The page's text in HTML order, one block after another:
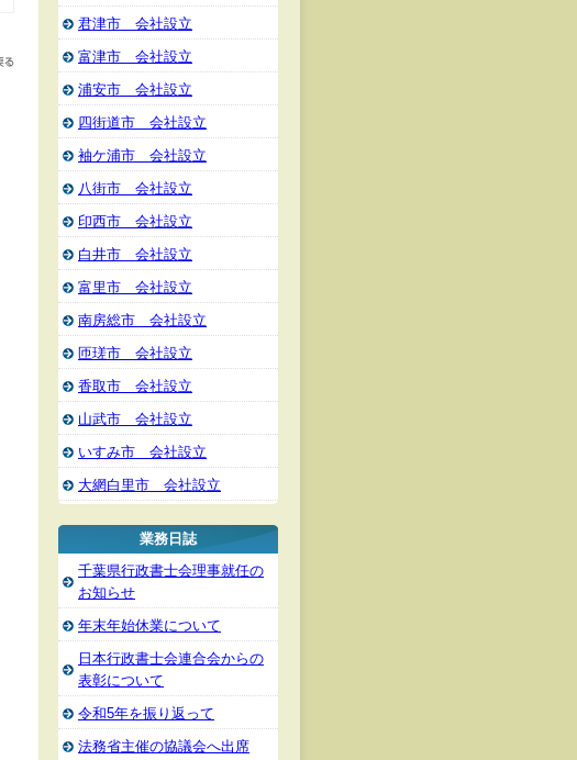
君津市 会社設立
富津市 会社設立
浦安市 会社設立
四街道市 会社設立
袖ケ浦市 会社設立
八街市 会社設立
印西市 会社設立
白井市 会社設立
富里市 会社設立
南房総市 会社設立
匝瑳市 会社設立
香取市 会社設立
山武市 会社設立
いすみ市 会社設立
大網白里市 会社設立
業務日誌
千葉県行政書士会理事就任の
お知らせ
年末年始休業について
日本行政書士会連合会からの
表彰について
令和5年を振り返って
法務省主催の協議会へ出席